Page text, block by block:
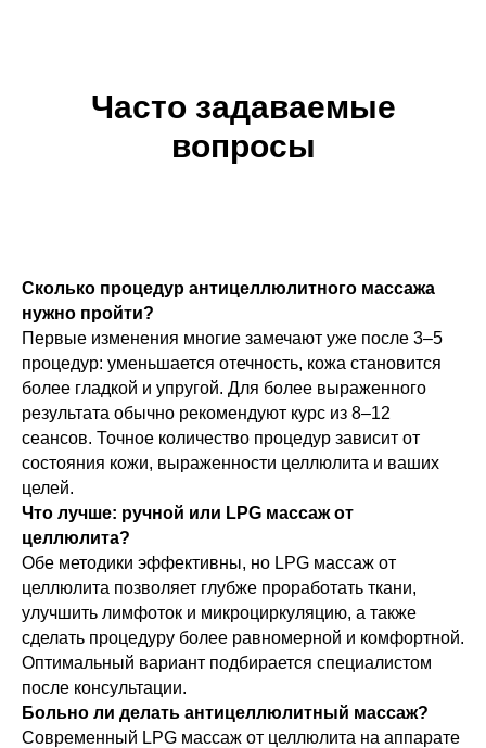
Часто задаваемые
вопросы
Сколько процедур антицеллюлитного массажа
нужно пройти?
Первые изменения многие замечают уже после 3–5
процедур: уменьшается отечность, кожа становится
более гладкой и упругой. Для более выраженного
результата обычно рекомендуют курс из 8–12
сеансов. Точное количество процедур зависит от
состояния кожи, выраженности целлюлита и ваших
целей.
Что лучше: ручной или LPG массаж от
целлюлита?
Обе методики эффективны, но LPG массаж от
целлюлита позволяет глубже проработать ткани,
улучшить лимфоток и микроциркуляцию, а также
сделать процедуру более равномерной и комфортной.
Оптимальный вариант подбирается специалистом
после консультации.
Больно ли делать антицеллюлитный массаж?
Современный LPG массаж от целлюлита на аппарате